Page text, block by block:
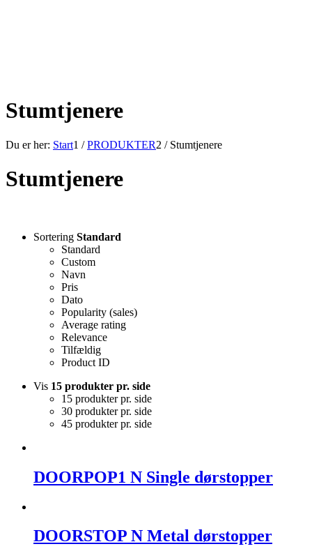
Stumtjenere
Du er her: Start1 / PRODUKTER2 / Stumtjenere
Stumtjenere
Sortering Standard
Standard
Custom
Navn
Pris
Dato
Popularity (sales)
Average rating
Relevance
Tilfældig
Product ID
Vis 15 produkter pr. side
15 produkter pr. side
30 produkter pr. side
45 produkter pr. side
DOORPOP1 N Single dørstopper
DOORSTOP N Metal dørstopper